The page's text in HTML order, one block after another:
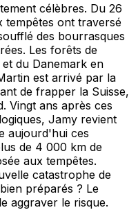
célèbres. Du 26
tempêtes ont traversé
des bourrasques
Les forêts de
du Danemark en
est arrivé par la
de frapper la Suisse,
Vingt ans après ces
Jamy revient
aujourd'hui ces
de 4 000 km de
aux tempêtes.
catastrophe de
préparés ? Le
aggraver le risque.